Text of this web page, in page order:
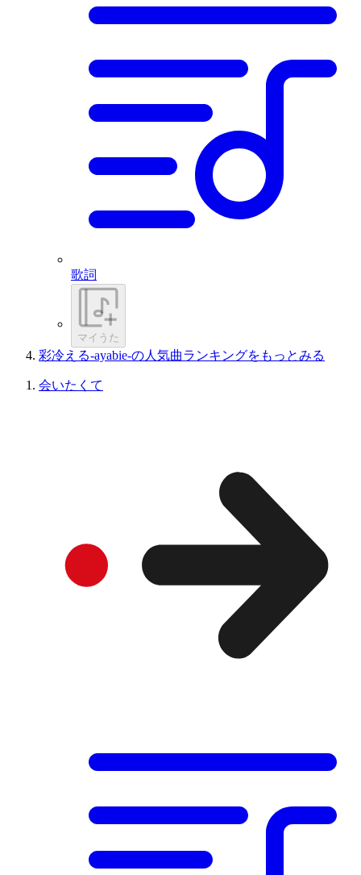
歌詞
マイうた
彩冷える-ayabie-の人気曲ランキングをもっとみる
会いたくて